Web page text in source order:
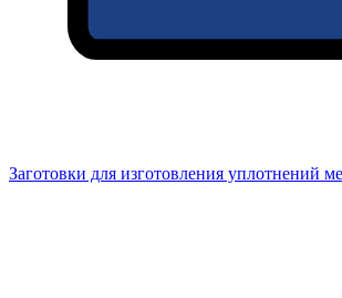
Заготовки для изготовления уплотнений